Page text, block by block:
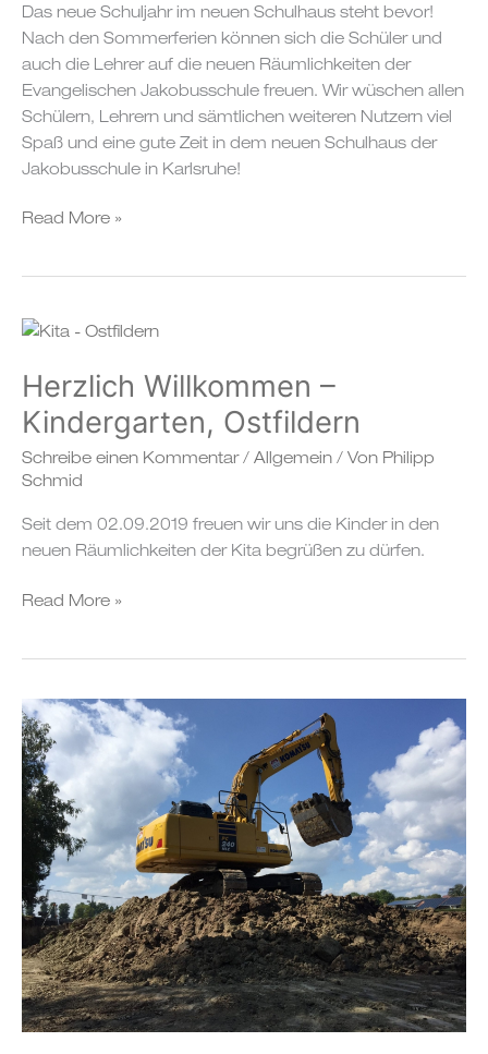
Das neue Schuljahr im neuen Schulhaus steht bevor!
Nach den Sommerferien können sich die Schüler und
auch die Lehrer auf die neuen Räumlichkeiten der
Evangelischen Jakobusschule freuen. Wir wüschen allen
Schülern, Lehrern und sämtlichen weiteren Nutzern viel
Spaß und eine gute Zeit in dem neuen Schulhaus der
Jakobusschule in Karlsruhe!
Read More »
Herzlich Willkommen –
Kindergarten, Ostfildern
Schreibe einen Kommentar / Allgemein / Von Philipp
Schmid
Seit dem 02.09.2019 freuen wir uns die Kinder in den
neuen Räumlichkeiten der Kita begrüßen zu dürfen.
Herzlich
–
Kindergarten,
Ostfildern
Read More »
Baubeginn
–
Mehrzweckhalle
in
Vöhringen